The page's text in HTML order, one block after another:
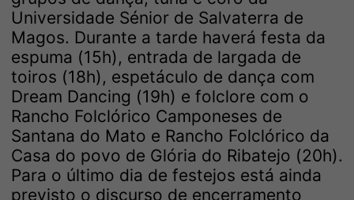
Universidade Sénior de Salvaterra de
Magos. Durante a tarde haverá festa da
espuma (15h), entrada de largada de
toiros (18h), espetáculo de dança com
Dream Dancing (19h) e folclore com o
Rancho Folclórico Camponeses de
Santana do Mato e Rancho Folclórico da
Casa do povo de Glória do Ribatejo (20h).
Para o último dia de festejos está ainda
previsto o discurso de encerramento